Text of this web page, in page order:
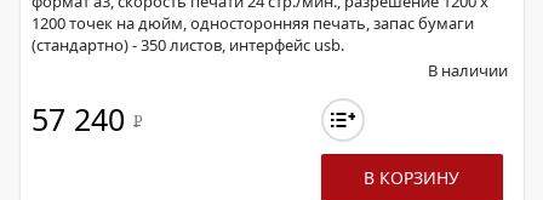
1200 точек на дюйм, односторонняя печать, запас бумаги
(стандартно) - 350 листов, интерфейс usb.
В наличии
57 240 Р
В КОРЗИНУ